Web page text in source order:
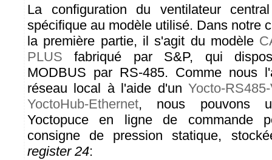
La configuration du ventilateur
spécifique au modèle utilisé. Dans notre
la première partie, il s'agit du modèle
PLUS fabriqué par S&P, qui
MODBUS par RS-485. Comme nous
réseau local à l'aide d'un Yocto-
YoctoHub-Ethernet, nous pouvons
Yoctopuce en ligne de commande
consigne de pression statique,
register 24: